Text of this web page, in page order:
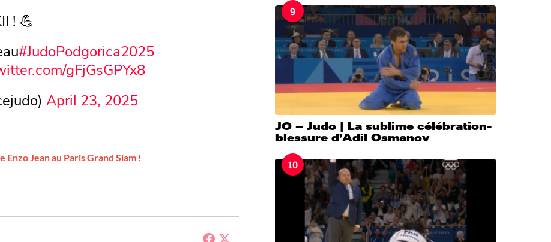
! 💪
#JudoPodgorica2025
gFjGsGPYx8
April 23, 2025
Enzo Jean au Paris Grand Slam !
9
JO – Judo | La sublime célébration-
blessure d’Adil Osmanov
10